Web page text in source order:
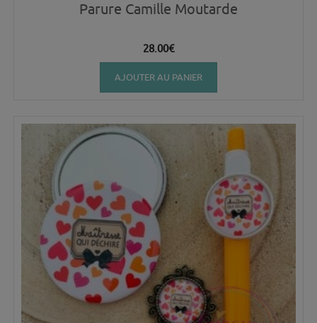
Parure Camille Moutarde
28.00€
AJOUTER AU PANIER